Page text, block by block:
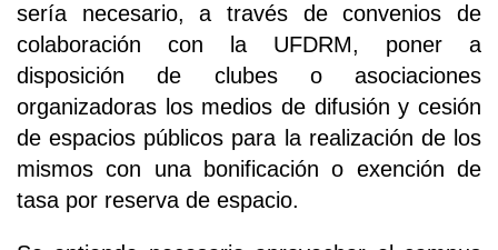
sería necesario, a través de convenios de
colaboración con la UFDRM, poner a
disposición de clubes o asociaciones
organizadoras los medios de difusión y cesión
de espacios públicos para la realización de los
mismos con una bonificación o exención de
tasa por reserva de espacio.